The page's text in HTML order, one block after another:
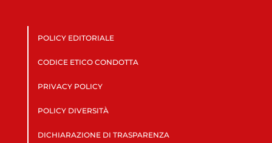
POLICY EDITORIALE
CODICE ETICO CONDOTTA
PRIVACY POLICY
POLICY DIVERSITÀ
DICHIARAZIONE DI TRASPARENZA